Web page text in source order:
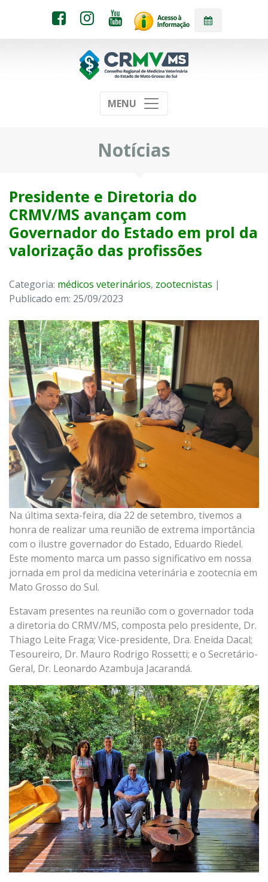
MENU
Notícias
Presidente e Diretoria do
CRMV/MS avançam com
Governador do Estado em prol da
valorização das profissões
Categoria: médicos veterinários, zootecnistas |
Publicado em: 25/09/2023
Na última sexta-feira, dia 22 de setembro, tivemos a
honra de realizar uma reunião de extrema importância
com o ilustre governador do Estado, Eduardo Riedel.
Este momento marca um passo significativo em nossa
jornada em prol da medicina veterinária e zootecnia em
Mato Grosso do Sul.
Estavam presentes na reunião com o governador toda
a diretoria do CRMV/MS, composta pelo presidente, Dr.
Thiago Leite Fraga; Vice-presidente, Dra. Eneida Dacal;
Tesoureiro, Dr. Mauro Rodrigo Rossetti; e o Secretário-
Geral, Dr. Leonardo Azambuja Jacarandá.